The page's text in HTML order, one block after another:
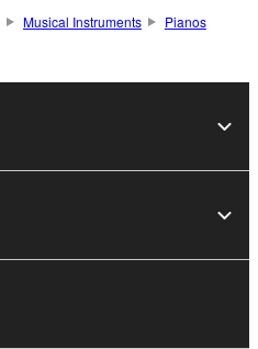
Musical Instruments
Pianos